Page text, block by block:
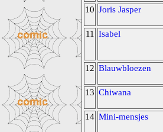
10 Joris Jasper
11 Isabel
12 Blauwbloezen
13 Chiwana
14 Mini-mensjes